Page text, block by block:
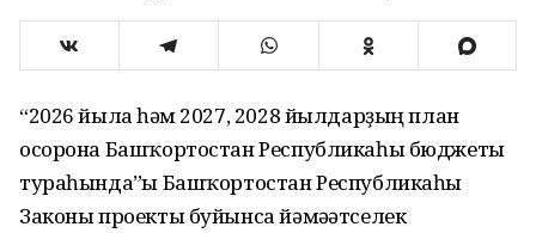
“2026 йылға һәм 2027, 2028 йылдарҙың план
осорона Башҡортостан Республикаһы бюджеты
тураһында”ғы Башҡортостан Республикаһы
Законы проекты буйынса йәмәғәтселек